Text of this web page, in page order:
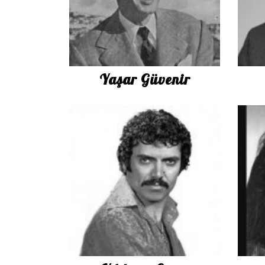
Yaşar Güvenir